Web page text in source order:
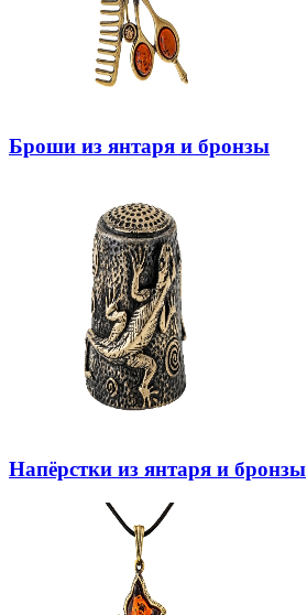
Броши из янтаря и бронзы
Напёрстки из янтаря и бронзы